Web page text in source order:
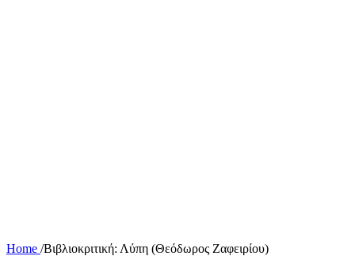
Home /Βιβλιοκριτική: Λύπη (Θεόδωρος Ζαφειρίου)